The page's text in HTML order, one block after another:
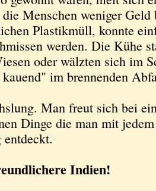
Menschen weniger Geld
Plastikmüll, konnte
werden. Die Kühe
oder wälzten sich im
im brennenden
Man freut sich bei
Dinge die man mit
Indien!